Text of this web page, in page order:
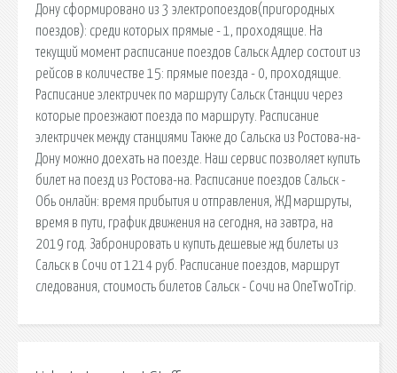
Дону сформировано из 3 электропоездов(пригородных
поездов): среди которых прямые - 1, проходящие. На
текущий момент расписание поездов Сальск Адлер состоит из
рейсов в количестве 15: прямые поезда - 0, проходящие.
Расписание электричек по маршруту Сальск Станции через
которые проезжают поезда по маршруту. Расписание
электричек между станциями Также до Сальска из Ростова-на-
Дону можно доехать на поезде. Наш сервис позволяет купить
билет на поезд из Ростова-на. Расписание поездов Сальск -
Обь онлайн: время прибытия и отправления, ЖД маршруты,
время в пути, график движения на сегодня, на завтра, на
2019 год. Забронировать и купить дешевые жд билеты из
Сальск в Сочи от 1214 руб. Расписание поездов, маршрут
следования, стоимость билетов Сальск - Сочи на OneTwoTrip.